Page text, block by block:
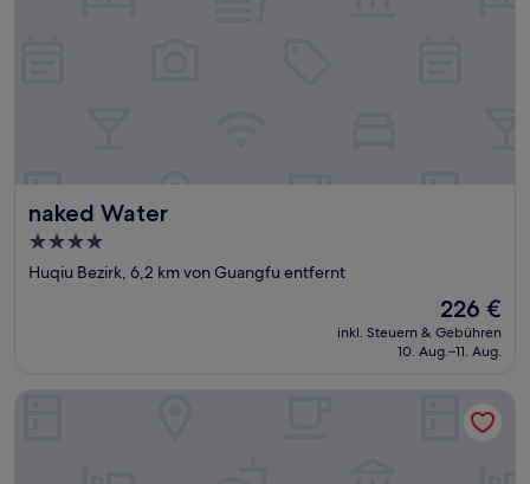
naked Water
naked Water
4.0-
Sterne-
Huqiu Bezirk, 6,2 km von Guangfu entfernt
Der
Preis
beträgt
226 €
inkl. Steuern & Gebühren
10. Aug.–11. Aug.
Hilton Suzhou New District